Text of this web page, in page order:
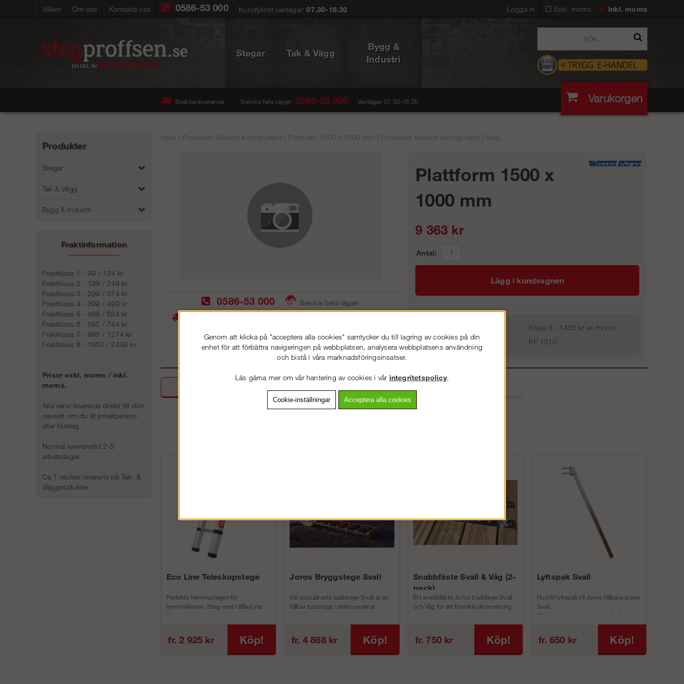
Villkor Om oss Kontakta oss Exkl. moms Inkl. moms
0586-53 000 Kundtjänst vardagar:07.30-16.30 Logga in
Stegar Tak & Vägg
Bygg &
Industri
Snabba leveranser Service hela vägen 0586-53 000 Vardagar 07.30-16.30 Varukorgen
Produkter
Stegar
Tak & Vägg
Bygg & Industri
Fraktinformation
Fraktklass 1 - 99 / 124 kr
Fraktklass 2 - 199 / 249 kr
Fraktklass 3 - 299 / 374 kr
Fraktklass 4 - 399 / 499 kr
Fraktklass 5 - 499 / 624 kr
Fraktklass 6 - 595 / 744 kr
Fraktklass 7 - 995 / 1274 kr
Fraktklass 8 - 1950 / 2438 kr
Priser exkl. moms / inkl.
moms.
Alla varor levereras direkt till dörr
oavsett om du är privatperson
eller företag.
Normal leveranstid 2-5
arbetsdagar.
Ca 1 veckas leverans på Tak- &
Väggprodukter.
Hem Produkter Weland Konfigurator/ Plattform 1500 x 1000 mm | Produkter Weland Konfigurator | Steg
0586-53 000
Service hela vägen
Plattform 1500 x
1000 mm
9 363 kr
Antal:
Lägg i kundvagnen
Klass 8 - 1450 kr ex moms
Artnr:
PF 1510
Detaljerad info
Eco Line Teleskopstege
Perfekta hemmastegen för
hemmafixaren. Steg med räfflad yta
för att minimera h...
fr. 2 925 kr Köp!
Joros Bryggstege Svall
Vår populäraste badstege Svall är en
fällbar badstege i elektropolerat
rostfri...
fr. 4 888 kr Köp!
Snabbfäste Svall & Våg (2-
pack)
Ett snabbfäste Joros badstege Svall
och Våg för att förenkla demontering
och m...
fr. 750 kr Köp!
Lyftspak Svall
Rostfri lyftspak till Joros fällbara stege
Svall.
Man skruvar fast denna i befintliga
fr. 650 kr Köp!
Genom att klicka på "acceptera alla cookies" samtycker du till lagring av cookies på din
enhet för att förbättra navigeringen på webbplatsen, analysera webbplatsens användning
och bistå i våra marknadsföringsinsatser.
Läs gärna mer om vår hantering av cookies i vår integritetspolicy.
Cookie-inställningar Acceptera alla cookies
VÄLKOMMEN TILL STEGPROFFSEN.SE